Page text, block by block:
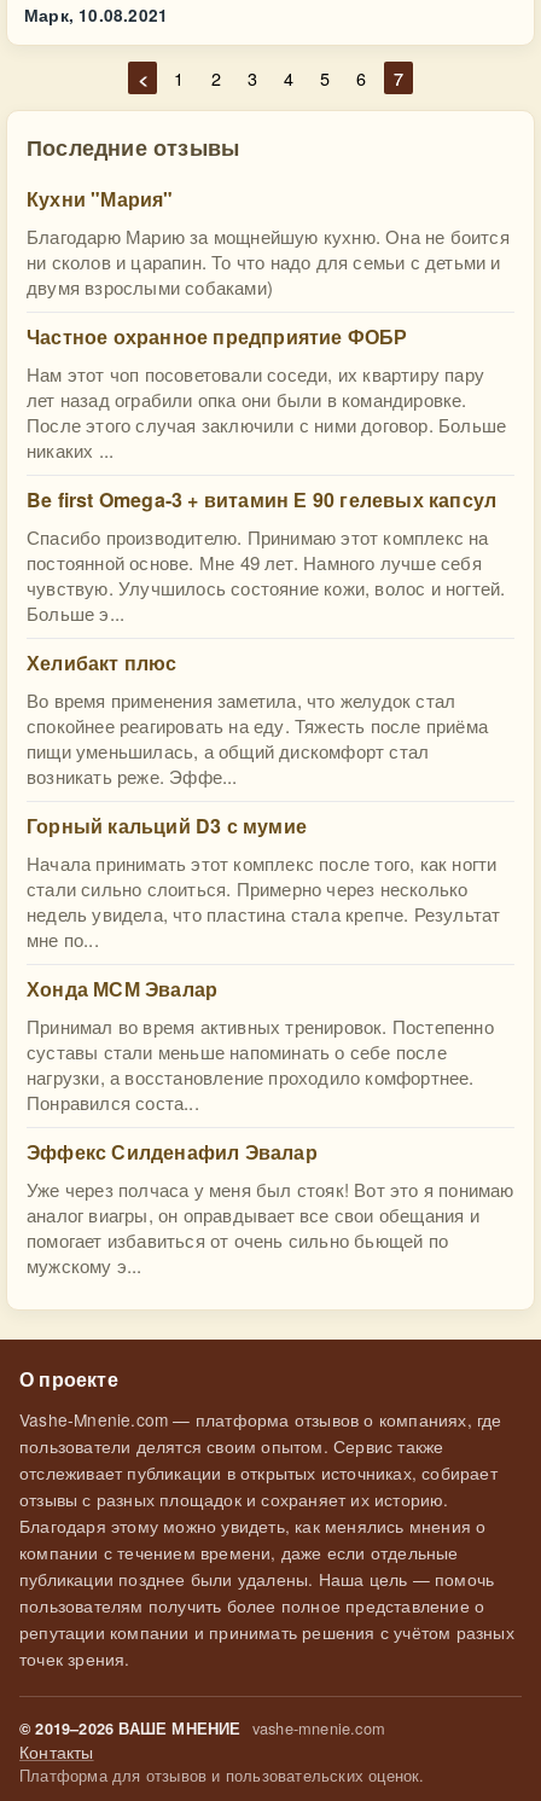
Марк, 10.08.2021
< 1 2 3 4 5 6 7
Последние отзывы
Кухни "Мария"
Благодарю Марию за мощнейшую кухню. Она не боится
ни сколов и царапин. То что надо для семьи с детьми и
двумя взрослыми собаками)
Частное охранное предприятие ФОБР
Нам этот чоп посоветовали соседи, их квартиру пару
лет назад ограбили опка они были в командировке.
После этого случая заключили с ними договор. Больше
никаких ...
Be first Omega-3 + витамин Е 90 гелевых капсул
Спасибо производителю. Принимаю этот комплекс на
постоянной основе. Мне 49 лет. Намного лучше себя
чувствую. Улучшилось состояние кожи, волос и ногтей.
Больше э...
Хелибакт плюс
Во время применения заметила, что желудок стал
спокойнее реагировать на еду. Тяжесть после приёма
пищи уменьшилась, а общий дискомфорт стал
возникать реже. Эффе...
Горный кальций D3 с мумие
Начала принимать этот комплекс после того, как ногти
стали сильно слоиться. Примерно через несколько
недель увидела, что пластина стала крепче. Результат
мне по...
Хонда МСМ Эвалар
Принимал во время активных тренировок. Постепенно
суставы стали меньше напоминать о себе после
нагрузки, а восстановление проходило комфортнее.
Понравился соста...
Эффекс Силденафил Эвалар
Уже через полчаса у меня был стояк! Вот это я понимаю
аналог виагры, он оправдывает все свои обещания и
помогает избавиться от очень сильно бьющей по
мужскому э...
О проекте
Vashe-Mnenie.com — платформа отзывов о компаниях, где
пользователи делятся своим опытом. Сервис также
отслеживает публикации в открытых источниках, собирает
отзывы с разных площадок и сохраняет их историю.
Благодаря этому можно увидеть, как менялись мнения о
компании с течением времени, даже если отдельные
публикации позднее были удалены. Наша цель — помочь
пользователям получить более полное представление о
репутации компании и принимать решения с учётом разных
точек зрения.
© 2019–2026 ВАШЕ МНЕНИЕ vashe-mnenie.com
Контакты
Платформа для отзывов и пользовательских оценок.